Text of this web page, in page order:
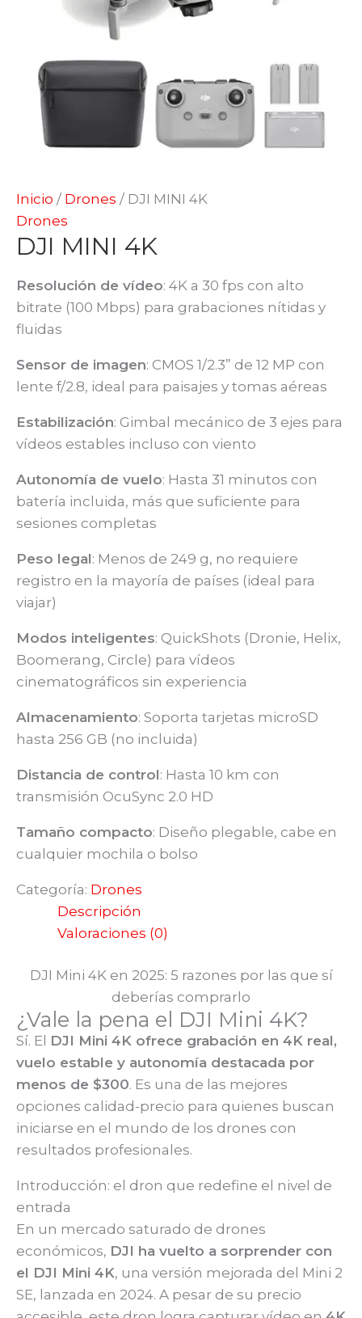
Inicio / Drones / DJI MINI 4K
Drones
DJI MINI 4K
Resolución de vídeo: 4K a 30 fps con alto
bitrate (100 Mbps) para grabaciones nítidas y
fluidas
Sensor de imagen: CMOS 1/2.3” de 12 MP con
lente f/2.8, ideal para paisajes y tomas aéreas
Estabilización: Gimbal mecánico de 3 ejes para
vídeos estables incluso con viento
Autonomía de vuelo: Hasta 31 minutos con
batería incluida, más que suficiente para
sesiones completas
Peso legal: Menos de 249 g, no requiere
registro en la mayoría de países (ideal para
viajar)
Modos inteligentes: QuickShots (Dronie, Helix,
Boomerang, Circle) para vídeos
cinematográficos sin experiencia
Almacenamiento: Soporta tarjetas microSD
hasta 256 GB (no incluida)
Distancia de control: Hasta 10 km con
transmisión OcuSync 2.0 HD
Tamaño compacto: Diseño plegable, cabe en
cualquier mochila o bolso
Categoría: Drones
Descripción
Valoraciones (0)
DJI Mini 4K en 2025: 5 razones por las que sí
deberías comprarlo
¿Vale la pena el DJI Mini 4K?
Sí. El DJI Mini 4K ofrece grabación en 4K real,
vuelo estable y autonomía destacada por
menos de $300. Es una de las mejores
opciones calidad-precio para quienes buscan
iniciarse en el mundo de los drones con
resultados profesionales.
Introducción: el dron que redefine el nivel de
entrada
En un mercado saturado de drones
económicos, DJI ha vuelto a sorprender con
el DJI Mini 4K, una versión mejorada del Mini 2
SE, lanzada en 2024. A pesar de su precio